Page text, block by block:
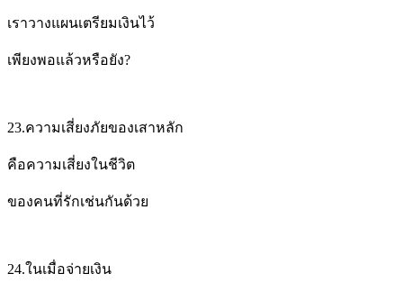
เราวางแผนเตรียมเงินไว้
เพียงพอแล้วหรือยัง?
23.ความเสี่ยงภัยของเสาหลัก
คือความเสี่ยงในชีวิต
ของคนที่รักเช่นกันด้วย
24.ในเมื่อจ่ายเงิน